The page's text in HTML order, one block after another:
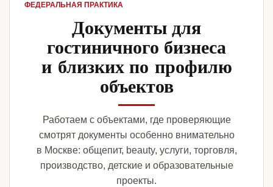
ФЕДЕРАЛЬНАЯ ПРАКТИКА
Документы для
гостиничного бизнеса
и близких по профилю
объектов
Работаем с объектами, где проверяющие
смотрят документы особенно внимательно
в Москве: общепит, beauty, услуги, торговля,
производство, детские и образовательные
проекты.